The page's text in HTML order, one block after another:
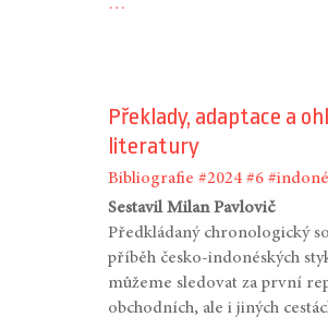
…
Překlady, adaptace a
literatury
Bibliografie #2024 #6
Sestavil Milan Pavlovič
Předkládaný chronologický
příběh česko-indonéských
můžeme sledovat za první
obchodních, ale i jiných